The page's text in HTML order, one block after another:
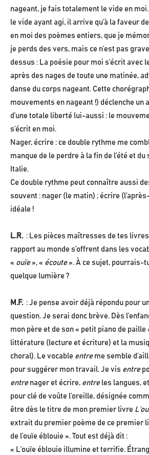
nageant, je fais totalement le vide en
le vide ayant agi, il arrive qu’à la faveur
en moi des poèmes entiers, que je
je perds des vers, mais ce n’est pas
dessus : La poésie pour moi s’écrit avec
après des nages de toute une matinée,
danse du corps nageant. Cette
mouvements en nageant !) déclenche un
d’une totale liberté lui-aussi : le
s’écrit en moi.
Nager, écrire : ce double rythme me
manque de le perdre à la fin de l’été et
Italie.
Ce double rythme peut connaître aussi
souvent : nager (le matin) ; écrire
idéale !
L.R. : Les pièces maîtresses de tes
rapport au monde s’offrent dans les
« ouïe», « écoute». À ce sujet, pourrais-
quelque lumière ?
M.F. : Je pense avoir déjà répondu pour
question. Je serai donc brève. Dès
mon père et de son « petit piano de paille
littérature (lecture et écriture) et la
choral). Le vocable entre me semble
pour suggérer mon travail. Je vis entre
entre nager et écrire, entre les langues,
pour clé de voûte l’oreille, désignée
être dès le titre de mon premier livre
extrait du premier poème de ce premier
de l’ouïe éblouie ». Tout est déjà dit :
« L’ouïe éblouie illumine et terrifie.